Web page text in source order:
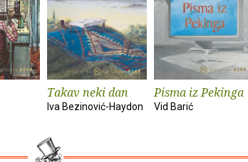
Takav neki dan
Iva Bezinović-Haydon
Pisma iz Pekinga
Vid Barić